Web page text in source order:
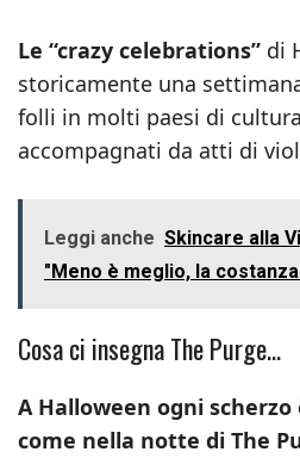
Le “crazy celebrations” di
storicamente una
folli in molti paesi di
accompagnati da atti di
Leggi anche Skincare alla
"Meno è meglio, la
Cosa ci insegna The Purge…
A Halloween ogni
come nella notte di The